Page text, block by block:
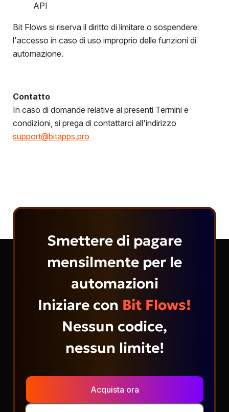
API
Bit Flows si riserva il diritto di limitare o sospendere
l'accesso in caso di uso improprio delle funzioni di
automazione.
Contatto
In caso di domande relative ai presenti Termini e
condizioni, si prega di contattarci all'indirizzo
support@bitapps.pro
Smettere di pagare
mensilmente per le
automazioni
Iniziare con Bit Flows!
Nessun codice,
nessun limite!
Acquista ora